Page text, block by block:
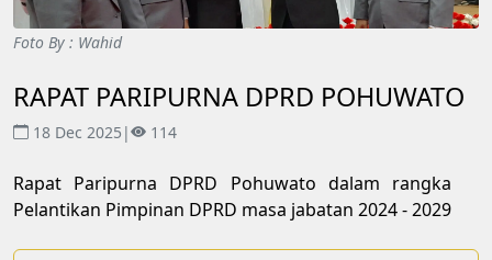
Foto By : Wahid
RAPAT PARIPURNA DPRD POHUWATO
18 Dec 2025 | 114
Rapat Paripurna DPRD Pohuwato dalam rangka
Pelantikan Pimpinan DPRD masa jabatan 2024 - 2029